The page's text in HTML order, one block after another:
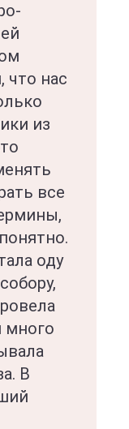
что нас
из
все
оду
много
В